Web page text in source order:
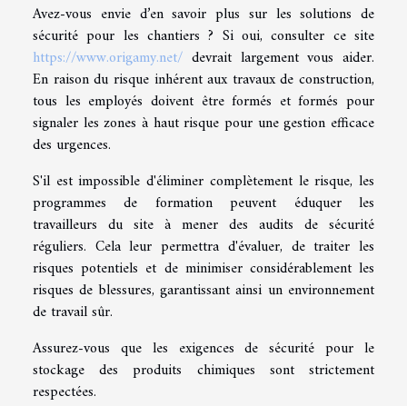
Avez-vous envie d’en savoir plus sur les solutions de
sécurité pour les chantiers ? Si oui, consulter ce site
https://www.origamy.net/ devrait largement vous aider.
En raison du risque inhérent aux travaux de construction,
tous les employés doivent être formés et formés pour
signaler les zones à haut risque pour une gestion efficace
des urgences.
S'il est impossible d'éliminer complètement le risque, les
programmes de formation peuvent éduquer les
travailleurs du site à mener des audits de sécurité
réguliers. Cela leur permettra d'évaluer, de traiter les
risques potentiels et de minimiser considérablement les
risques de blessures, garantissant ainsi un environnement
de travail sûr.
Assurez-vous que les exigences de sécurité pour le
stockage des produits chimiques sont strictement
respectées.